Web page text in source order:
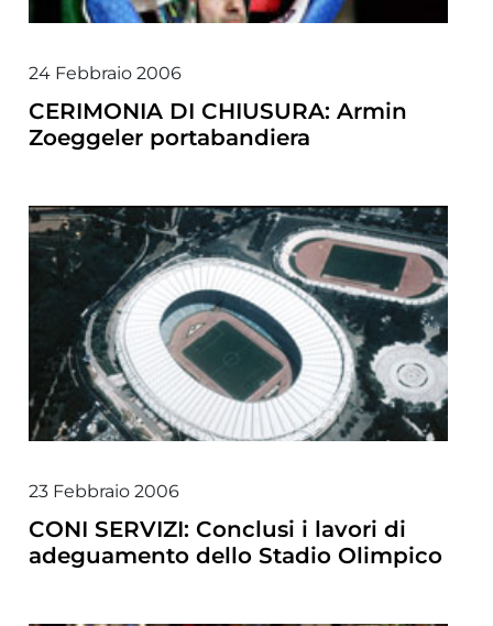
24 Febbraio 2006
CERIMONIA DI CHIUSURA: Armin
Zoeggeler portabandiera
23 Febbraio 2006
CONI SERVIZI: Conclusi i lavori di
adeguamento dello Stadio Olimpico